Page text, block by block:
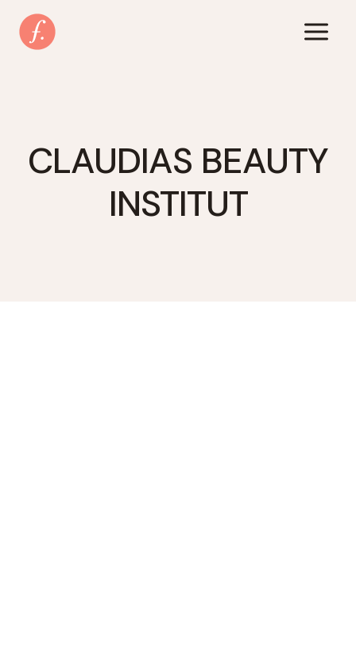
Inhalt
springen
CLAUDIAS BEAUTY
INSTITUT